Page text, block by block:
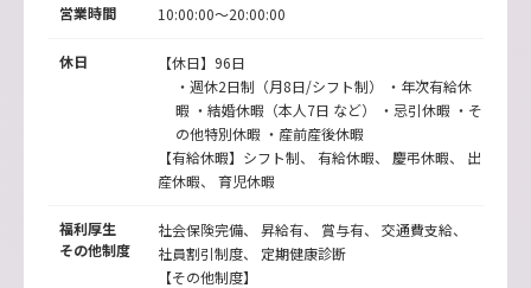
営業時間 10:00:00～20:00:00
休日
【休日】96日
・週休2日制（月8日/シフト制） ・年次有給休
暇 ・結婚休暇（本人7日 など） ・忌引休暇 ・そ
の他特別休暇 ・産前産後休暇
【有給休暇】シフト制、 有給休暇、 慶弔休暇、 出
産休暇、 育児休暇
福利厚生
その他制度
社会保険完備、 昇給有、 賞与有、 交通費支給、
社員割引制度、 定期健康診断
【その他制度】